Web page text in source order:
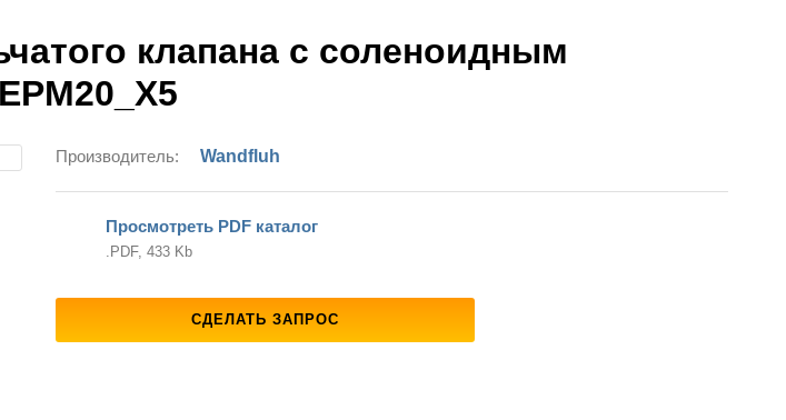
клапана с соленоидным
Производитель: Wandfluh
Просмотреть PDF каталог
.PDF, 433 Kb
СДЕЛАТЬ ЗАПРОС